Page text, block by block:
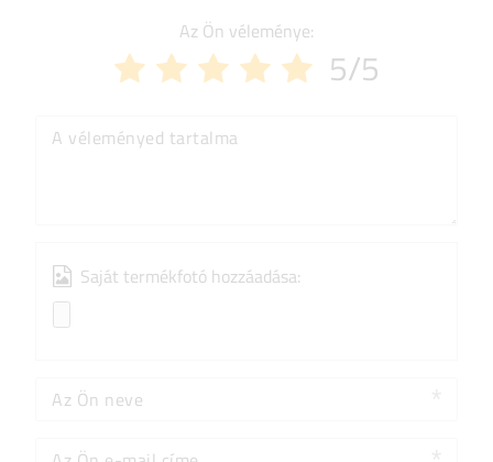
Az Ön véleménye:
5/5
A véleményed tartalma
Saját termékfotó hozzáadása:
Az Ön neve